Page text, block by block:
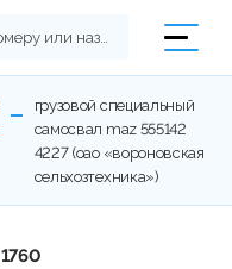
грузовой специальный
самосвал maz 555142
4227 (оао «вороновская
сельхозтехника»)
1760